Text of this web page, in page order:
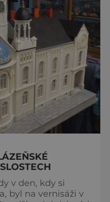
v den, kdy si
byl na vernisáži v